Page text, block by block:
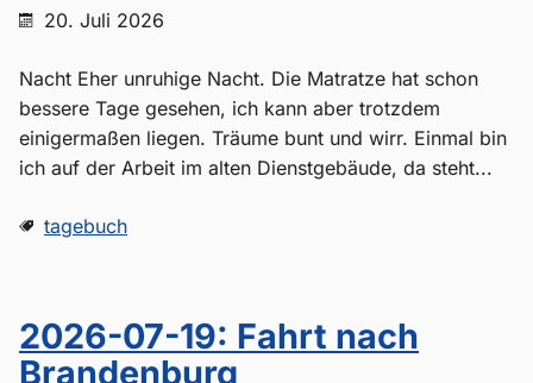
20. Juli 2026
Nacht Eher unruhige Nacht. Die Matratze hat schon
bessere Tage gesehen, ich kann aber trotzdem
einigermaßen liegen. Träume bunt und wirr. Einmal bin
ich auf der Arbeit im alten Dienstgebäude, da steht...
tagebuch
2026-07-19: Fahrt nach
Brandenburg